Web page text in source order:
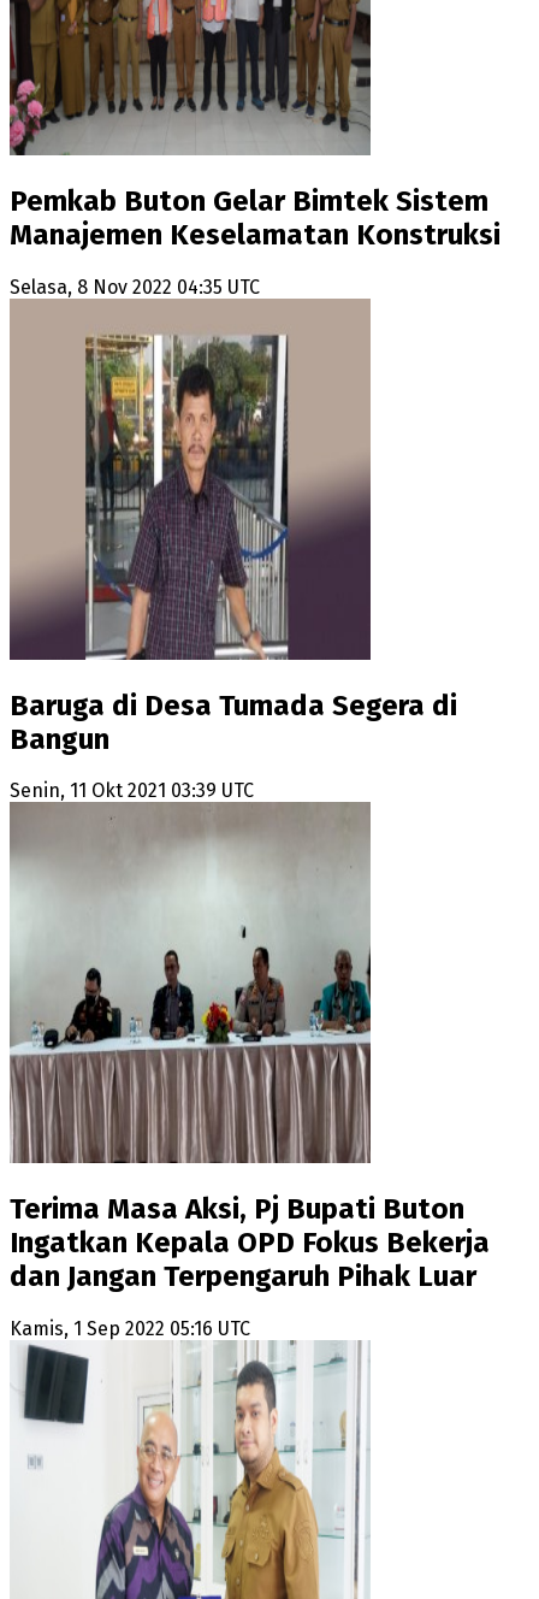
Pemkab Buton Gelar Bimtek Sistem
Manajemen Keselamatan Konstruksi
Selasa, 8 Nov 2022 04:35 UTC
Baruga di Desa Tumada Segera di
Bangun
Senin, 11 Okt 2021 03:39 UTC
Terima Masa Aksi, Pj Bupati Buton
Ingatkan Kepala OPD Fokus Bekerja
dan Jangan Terpengaruh Pihak Luar
Kamis, 1 Sep 2022 05:16 UTC